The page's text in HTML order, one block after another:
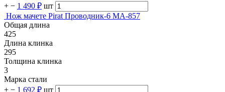
+ − 1 490 ₽ шт
Нож мачете Pirat Проводник-6 MA-857
Общая длина
425
Длина клинка
295
Толщина клинка
3
Марка стали
+ − 1 692 ₽ шт